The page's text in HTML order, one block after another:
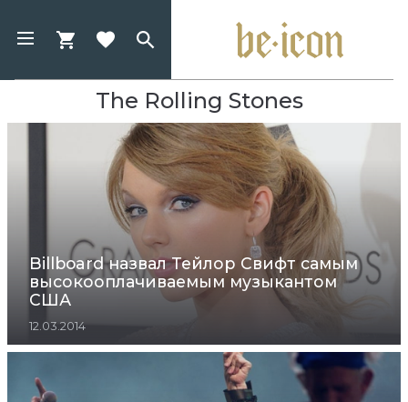
The Rolling Stones
Billboard назвал Тейлор Свифт самым
высокооплачиваемым музыкантом
США
12.03.2014